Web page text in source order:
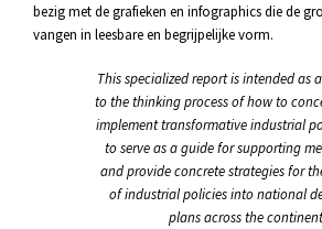
bezig met de grafieken en infographics die de
vangen in leesbare en begrijpelijke vorm.
This specialized report is intended as
to the thinking process of how to
implement transformative industrial
to serve as a guide for supporting
and provide concrete strategies for
of industrial policies into national
plans across the